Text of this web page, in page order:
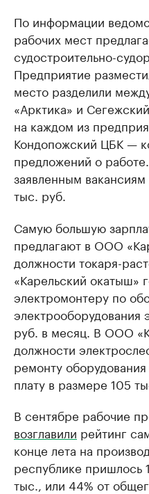
По информации
рабочих мест
судостроительно-
Предприятие
место разделили
«Арктика» и
на каждом из
Кондопожский ЦБК —
предложений о
заявленным
тыс. руб.
Самую большую
предлагают в ООО
должности токаря-
«Карельский окатыш»
электромонтеру по
электрооборудования
руб. в месяц. В ООО
должности
ремонту
плату в размере 105
В сентябре рабочие
возглавили рейтинг
конце лета на
республике пришлось
тыс., или 44% от